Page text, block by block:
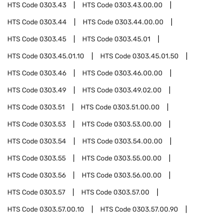
HTS Code0303.43 HTS Code0303.43.00.00
HTS Code0303.44 HTS Code0303.44.00.00
HTS Code0303.45 HTS Code0303.45.01
HTS Code0303.45.01.10 HTS Code0303.45.01.50
HTS Code0303.46 HTS Code0303.46.00.00
HTS Code0303.49 HTS Code0303.49.02.00
HTS Code0303.51 HTS Code0303.51.00.00
HTS Code0303.53 HTS Code0303.53.00.00
HTS Code0303.54 HTS Code0303.54.00.00
HTS Code0303.55 HTS Code0303.55.00.00
HTS Code0303.56 HTS Code0303.56.00.00
HTS Code0303.57 HTS Code0303.57.00
HTS Code0303.57.00.10 HTS Code0303.57.00.90